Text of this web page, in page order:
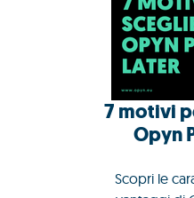
7 motivi
Opyn
Scopri le